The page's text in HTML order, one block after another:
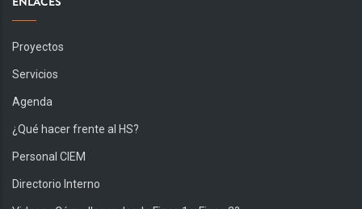
Proyectos
Servicios
Agenda
¿Qué hacer frente al HS?
Personal CIEM
Directorio Interno